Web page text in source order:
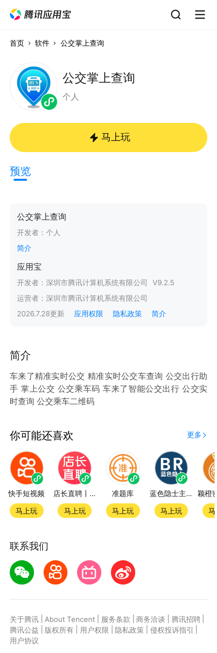
首页 软件 公交掌上查询
公交掌上查询
个人
马上玩
预览
公交掌上查询
开发者： 个人
简介
应用宝
开发者： 深圳市腾讯计算机系统有限公司 V9.2.5
运营者： 深圳市腾讯计算机系统有限公司
2026.7.28更新 应用权限 隐私政策 简介
简介
车来了精准实时公交 精准实时公交车查询 公交出行助
手 掌上公交 公交乘车码 车来了智能公交出行 公交实
时查询 公交乘车二维码
你可能还喜欢 更多
快手短视频
马上玩
店长直聘丨求职招聘找工作
马上玩
准题库
马上玩
蓝色隐士主题站
马上玩
联系我们
关于腾讯 About Tencent 服务条款 商务洽谈 腾讯招聘
腾讯公益
版权所有 用户权限 隐私政策 侵权投诉指引
用户协议